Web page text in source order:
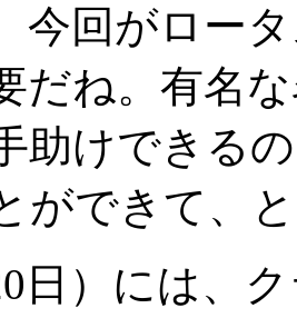
今回がロー
だね。有名
助けできる
ができて、
日）には、